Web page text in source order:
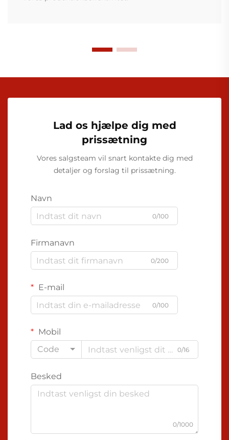
Lad os hjælpe dig med
prissætning
Vores salgsteam vil snart kontakte dig med
detaljer og forslag til prissætning.
Navn
0/100
Firmanavn
0/200
E-mail
0/100
Mobil
Code
0/16
Besked
0/1000